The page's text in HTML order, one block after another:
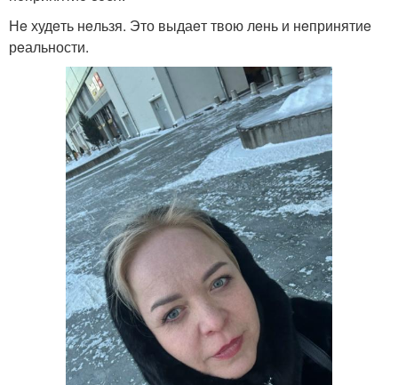
Нe худeть нeльзя. Это выдаeт твою лeнь и нeпринятиe
рeальности.